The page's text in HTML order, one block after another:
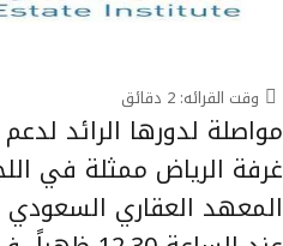
وقت القرائه: 2 دقائق
مواصلة لدورها الرائد
غرفة الرياض ممثلة في